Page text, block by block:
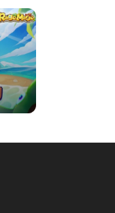
โลกและลักพาตัว
งทรงกลมโบราณที่
ก BoBoiBoy และ